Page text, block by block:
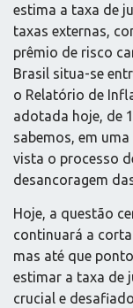
estima a taxa de
taxas externas,
prêmio de risco
Brasil situa-se
o Relatório de
adotada hoje, de
sabemos, em
vista o processo
desancoragem
Hoje, a questão
continuará a
mas até que
estimar a taxa de
crucial e